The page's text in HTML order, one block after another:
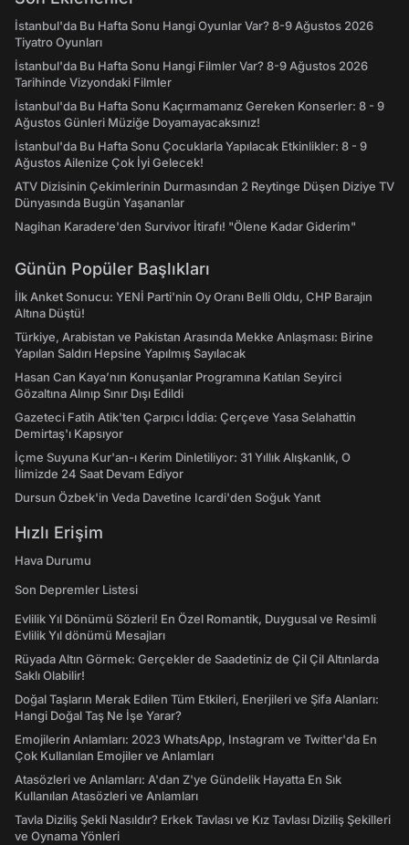
İstanbul'da Bu Hafta Sonu Hangi Oyunlar Var? 8-9 Ağustos 2026
Tiyatro Oyunları
İstanbul'da Bu Hafta Sonu Hangi Filmler Var? 8-9 Ağustos 2026
Tarihinde Vizyondaki Filmler
İstanbul'da Bu Hafta Sonu Kaçırmamanız Gereken Konserler: 8 - 9
Ağustos Günleri Müziğe Doyamayacaksınız!
İstanbul'da Bu Hafta Sonu Çocuklarla Yapılacak Etkinlikler: 8 - 9
Ağustos Ailenize Çok İyi Gelecek!
ATV Dizisinin Çekimlerinin Durmasından 2 Reytinge Düşen Diziye TV
Dünyasında Bugün Yaşananlar
Nagihan Karadere'den Survivor İtirafı! "Ölene Kadar Giderim"
Günün Popüler Başlıkları
İlk Anket Sonucu: YENİ Parti'nin Oy Oranı Belli Oldu, CHP Barajın
Altına Düştü!
Türkiye, Arabistan ve Pakistan Arasında Mekke Anlaşması: Birine
Yapılan Saldırı Hepsine Yapılmış Sayılacak
Hasan Can Kaya’nın Konuşanlar Programına Katılan Seyirci
Gözaltına Alınıp Sınır Dışı Edildi
Gazeteci Fatih Atik'ten Çarpıcı İddia: Çerçeve Yasa Selahattin
Demirtaş'ı Kapsıyor
İçme Suyuna Kur'an-ı Kerim Dinletiliyor: 31 Yıllık Alışkanlık, O
İlimizde 24 Saat Devam Ediyor
Dursun Özbek'in Veda Davetine Icardi'den Soğuk Yanıt
Hızlı Erişim
Hava Durumu
Son Depremler Listesi
Evlilik Yıl Dönümü Sözleri! En Özel Romantik, Duygusal ve Resimli
Evlilik Yıl dönümü Mesajları
Rüyada Altın Görmek: Gerçekler de Saadetiniz de Çil Çil Altınlarda
Saklı Olabilir!
Doğal Taşların Merak Edilen Tüm Etkileri, Enerjileri ve Şifa Alanları:
Hangi Doğal Taş Ne İşe Yarar?
Emojilerin Anlamları: 2023 WhatsApp, Instagram ve Twitter'da En
Çok Kullanılan Emojiler ve Anlamları
Atasözleri ve Anlamları: A'dan Z'ye Gündelik Hayatta En Sık
Kullanılan Atasözleri ve Anlamları
Tavla Diziliş Şekli Nasıldır? Erkek Tavlası ve Kız Tavlası Diziliş Şekilleri
ve Oynama Yönleri